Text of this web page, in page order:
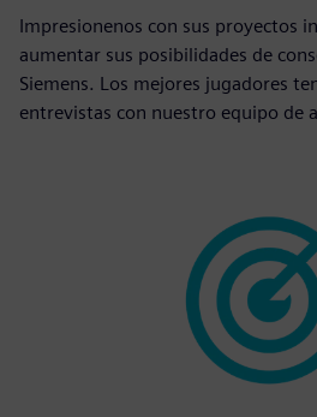
Impresionenos con sus proyectos
aumentar sus posibilidades de
Siemens. Los mejores jugadores
entrevistas con nuestro equipo de